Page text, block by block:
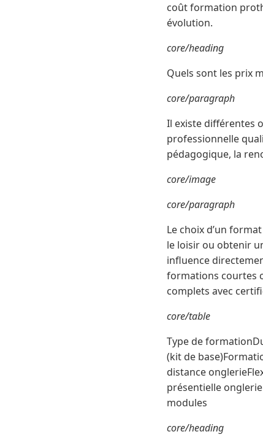
coût formation
évolution.
core/heading
Quels sont les prix
core/paragraph
Il existe différentes
professionnelle
pédagogique, la
core/image
core/paragraph
Le choix d’un
le loisir ou obtenir
influence
formations courtes
complets avec
core/table
Type de
(kit de
distance
présentielle
modules
core/heading